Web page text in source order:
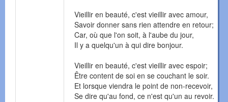
Vieillir en beauté, c'est vieillir avec amour,
Savoir donner sans rien attendre en retour;
Car, où que l'on soit, à l'aube du jour,
Il y a quelqu'un à qui dire bonjour.
Vieillir en beauté, c'est vieillir avec espoir;
Être content de soi en se couchant le soir.
Et lorsque viendra le point de non-recevoir,
Se dire qu'au fond, ce n'est qu'un au revoir.